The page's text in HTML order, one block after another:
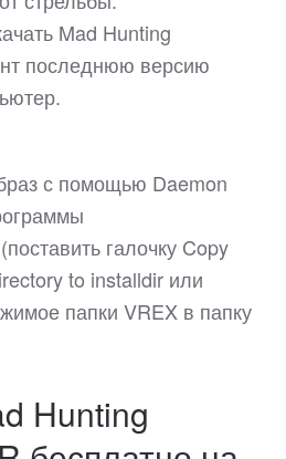
Mad Hunting
последнюю версию
с помощью Daemon
галочку Copy
to installdir или
папки VREX в папку
Hunting